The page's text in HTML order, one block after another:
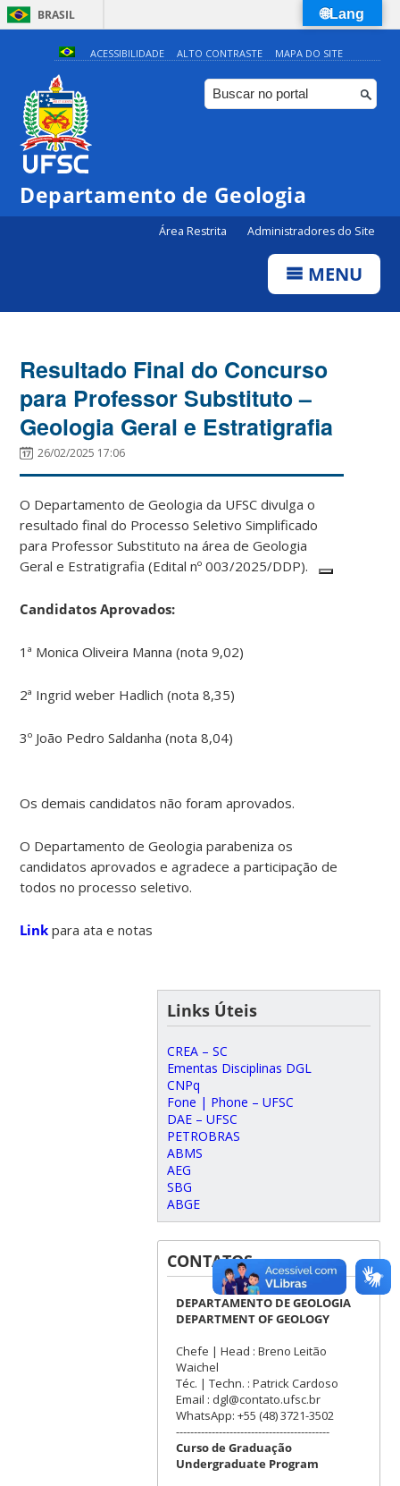
BRASIL
Simplifique!
Comunica BR
Participe
Canais
ACESSIBILIDADE ALTO CONTRASTE MAPA DO SITE
Departamento de Geologia
Área Restrita Administradores do Site
MENU
Resultado Final do Concurso
para Professor Substituto –
Geologia Geral e Estratigrafia
26/02/2025 17:06
O Departamento de Geologia da UFSC divulga o
resultado final do Processo Seletivo Simplificado
para Professor Substituto na área de Geologia
Geral e Estratigrafia (Edital nº 003/2025/DDP).
Candidatos Aprovados:
1ª Monica Oliveira Manna (nota 9,02)
2ª Ingrid weber Hadlich (nota 8,35)
3º João Pedro Saldanha (nota 8,04)
Os demais candidatos não foram aprovados.
O Departamento de Geologia parabeniza os
candidatos aprovados e agradece a participação de
todos no processo seletivo.
Link para ata e notas
Links Úteis
CREA – SC
Ementas Disciplinas DGL
CNPq
Fone | Phone – UFSC
DAE – UFSC
PETROBRAS
ABMS
AEG
SBG
ABGE
CONTATOS
DEPARTAMENTO DE GEOLOGIA
DEPARTMENT OF GEOLOGY
Chefe | Head : Breno Leitão
Waichel
Téc. | Techn. : Patrick Cardoso
Email : dgl@contato.ufsc.br
WhatsApp: +55 (48) 3721-3502
-------------------------------------------
Curso de Graduação
Undergraduate Program
🌐Lang